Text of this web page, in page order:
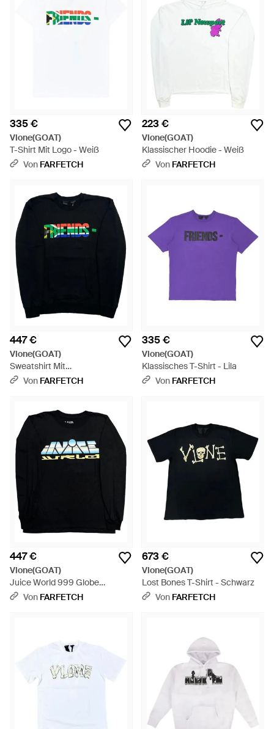
335 €
Vlone(GOAT)
T-Shirt Mit Logo - Weiß
Von FARFETCH
223 €
Vlone(GOAT)
Klassischer Hoodie - Weiß
Von FARFETCH
447 €
Vlone(GOAT)
Sweatshirt Mit
Rundhalsausschnitt - Schwarz
Von FARFETCH
335 €
Vlone(GOAT)
Klassisches T-Shirt - Lila
Von FARFETCH
447 €
Vlone(GOAT)
Juice World 999 Globe
Sweatshirt - Schwarz
Von FARFETCH
673 €
Vlone(GOAT)
Lost Bones T-Shirt - Schwarz
Von FARFETCH